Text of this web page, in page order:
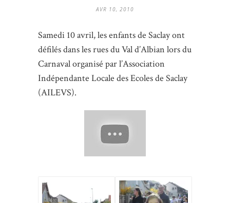
AVR 10, 2010
Samedi 10 avril, les enfants de Saclay ont
défilés dans les rues du Val d’Albian lors du
Carnaval organisé par l’Association
Indépendante Locale des Ecoles de Saclay
(AILEVS).